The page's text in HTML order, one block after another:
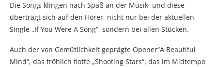
Die Songs klingen nach Spaß an der Musik, und diese
überträgt sich auf den Hörer, nicht nur bei der aktuellen
Single „If You Were A Song“, sondern bei allen Stücken.
Auch der von Gemütlichkeit geprägte Opener“A Beautiful
Mind“, das fröhlich flotte „Shooting Stars“, das im Midtempo